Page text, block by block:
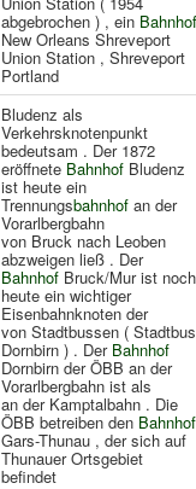
abgebrochen ) , ein Bahnhof
New Orleans Shreveport
Union Station , Shreveport
Portland
Bludenz als
Verkehrsknotenpunkt
bedeutsam . Der 1872
eröffnete Bahnhof Bludenz
ist heute ein
Trennungsbahnhof an der
Vorarlbergbahn
von Bruck nach Leoben
abzweigen ließ . Der
Bahnhof Bruck/Mur ist noch
heute ein wichtiger
Eisenbahnknoten der
von Stadtbussen ( Stadtbus
Dornbirn ) . Der Bahnhof
Dornbirn der ÖBB an der
Vorarlbergbahn ist als
an der Kamptalbahn . Die
ÖBB betreiben den Bahnhof
Gars-Thunau , der sich auf
Thunauer Ortsgebiet
befindet